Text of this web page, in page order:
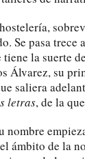
Se pasa trece
tiene la suerte
Álvarez, su
saliera
letras, de la
nombre
ámbito de la